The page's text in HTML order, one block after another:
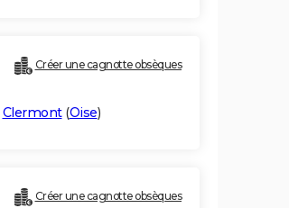
Créer une cagnotte obsèques
Clermont(Oise)
Créer une cagnotte obsèques